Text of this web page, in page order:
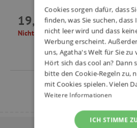
19,99 €
Nicht verfügbar
Cookies sorgen dafür, dass
finden, was Sie suchen,
nicht leer wird und dass
Werbung erscheint.
uns, Agatha's Welt für Sie zu
Hört sich das cool an? Dann
bitte den Cookie-Regeln zu,
mit Cookies spielen. Vielen
Weitere Informationen
ICH STIMME